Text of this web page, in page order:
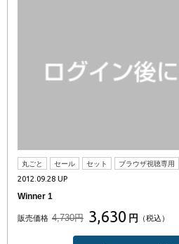
丸ごと セール セット ブラウザ視聴専用
2012.09.28 UP
Winner 1
販売価格 4,730円 3,630 円 （税込）